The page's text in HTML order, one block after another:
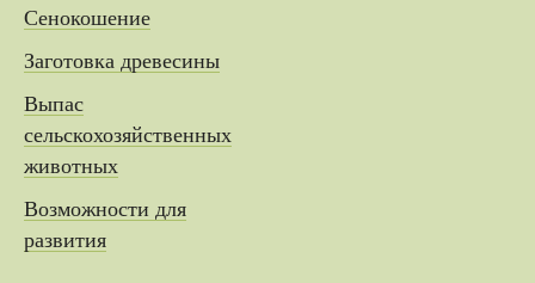
Сенокошение
Заготовка древесины
Выпас
сельскохозяйственных
животных
Возможности для
развития